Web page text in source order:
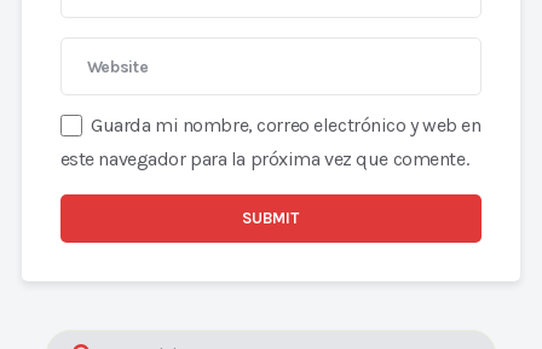
Guarda mi nombre, correo electrónico y web en
este navegador para la próxima vez que comente.